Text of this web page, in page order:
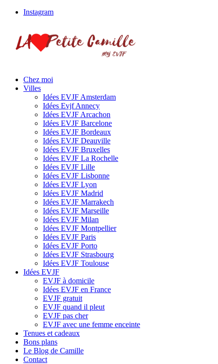
Instagram
Chez moi
Villes
Idées EVJF Amsterdam
Idées Evjf Annecy
Idées EVJF Arcachon
Idées EVJF Barcelone
Idées EVJF Bordeaux
Idées EVJF Deauville
Idées EVJF Bruxelles
Idées EVJF La Rochelle
Idées EVJF Lille
Idées EVJF Lisbonne
Idées EVJF Lyon
Idées EVJF Madrid
Idées EVJF Marrakech
Idées EVJF Marseille
Idées EVJF Milan
Idées EVJF Montpellier
Idées EVJF Paris
Idées EVJF Porto
Idées EVJF Strasbourg
Idées EVJF Toulouse
Idées EVJF
EVJF à domicile
Idées EVJF en France
EVJF gratuit
EVJF quand il pleut
EVJF pas cher
EVJF avec une femme enceinte
Tenues et cadeaux
Bons plans
Le Blog de Camille
Contact